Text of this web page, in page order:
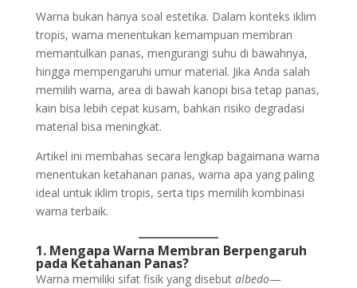
Warna bukan hanya soal estetika. Dalam konteks iklim
tropis, warna menentukan kemampuan membran
memantulkan panas, mengurangi suhu di bawahnya,
hingga mempengaruhi umur material. Jika Anda salah
memilih warna, area di bawah kanopi bisa tetap panas,
kain bisa lebih cepat kusam, bahkan risiko degradasi
material bisa meningkat.
Artikel ini membahas secara lengkap bagaimana warna
menentukan ketahanan panas, warna apa yang paling
ideal untuk iklim tropis, serta tips memilih kombinasi
warna terbaik.
1. Mengapa Warna Membran Berpengaruh
pada Ketahanan Panas?
Warna memiliki sifat fisik yang disebut albedo—